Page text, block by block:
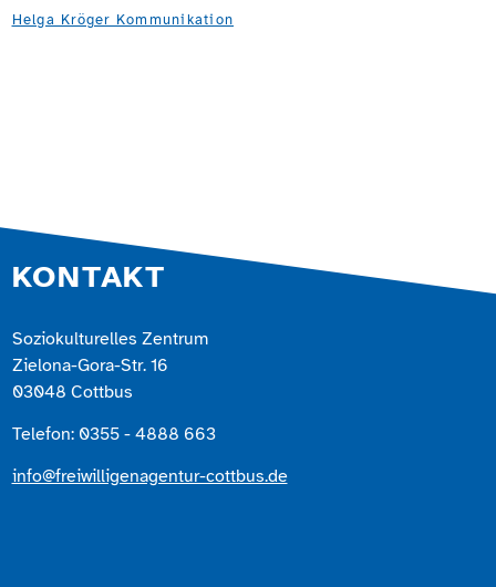
Helga Kröger Kommunikation
KONTAKT
Soziokulturelles Zentrum
Zielona-Gora-Str. 16
03048 Cottbus
Telefon: 0355 - 4888 663
info@freiwilligenagentur-cottbus.de